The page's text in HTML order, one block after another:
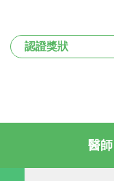
認證獎狀
醫